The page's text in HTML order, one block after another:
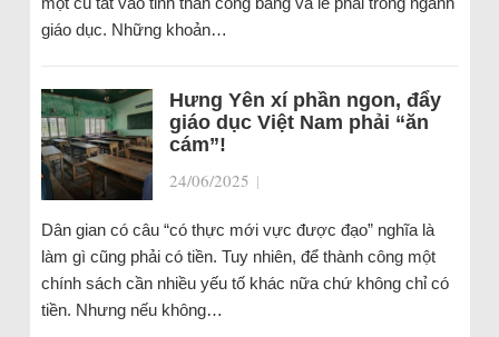
giáo dục. Những khoản…
Hưng Yên xí phần ngon, đẩy
giáo dục Việt Nam phải “ăn
cám”!
24/06/2025 |
Dân gian có câu “có thực mới vực được đạo” nghĩa là
làm gì cũng phải có tiền. Tuy nhiên, để thành công một
chính sách cần nhiều yếu tố khác nữa chứ không chỉ có
tiền. Nhưng nếu không…